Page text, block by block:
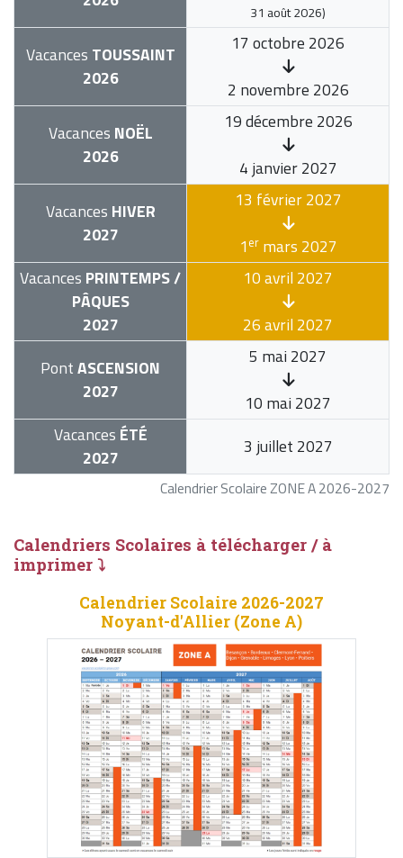
Calendrier Scolaire ZONE A 2026-2027
31 août 2026)
Vacances TOUSSAINT
2026
17 octobre 2026
2 novembre 2026
Vacances NOËL
2026
19 décembre 2026
4 janvier 2027
Vacances HIVER
2027
13 février 2027
1ermars 2027
Vacances PRINTEMPS /
PÂQUES
2027
10 avril 2027
26 avril 2027
PontASCENSION
2027
5 mai 2027
10 mai 2027
Vacances ÉTÉ
2027
3 juillet 2027
Calendriers Scolaires à télécharger / à
imprimer ⤵
Calendrier Scolaire 2026-2027
Noyant-d'Allier (Zone A)